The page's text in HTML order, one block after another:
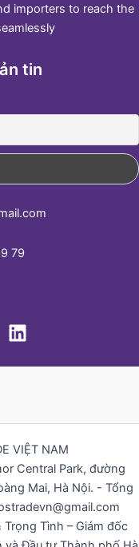
importers to reach the
tin
79
VIỆT NAM
Central Park, đường
Mai, Hà Nội. - Tổng
Tình – Giám đốc